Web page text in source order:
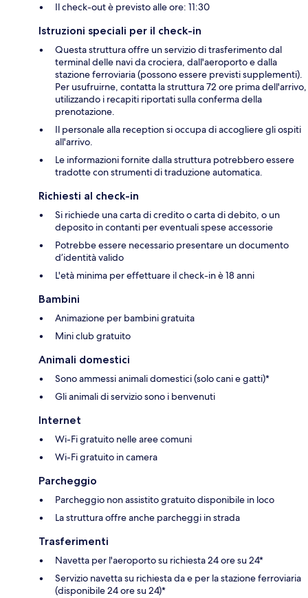
Il check-out è previsto alle ore: 11:30
Istruzioni speciali per il check-in
Questa struttura offre un servizio di trasferimento dal
terminal delle navi da crociera, dall'aeroporto e dalla
stazione ferroviaria (possono essere previsti supplementi).
Per usufruirne, contatta la struttura 72 ore prima dell'arrivo,
utilizzando i recapiti riportati sulla conferma della
prenotazione.
Il personale alla reception si occupa di accogliere gli ospiti
all'arrivo.
Le informazioni fornite dalla struttura potrebbero essere
tradotte con strumenti di traduzione automatica.
Richiesti al check-in
Si richiede una carta di credito o carta di debito, o un
deposito in contanti per eventuali spese accessorie
Potrebbe essere necessario presentare un documento
d’identità valido
L'età minima per effettuare il check-in è 18 anni
Bambini
Animazione per bambini gratuita
Mini club gratuito
Animali domestici
Sono ammessi animali domestici (solo cani e gatti)*
Gli animali di servizio sono i benvenuti
Internet
Wi-Fi gratuito nelle aree comuni
Wi-Fi gratuito in camera
Parcheggio
Parcheggio non assistito gratuito disponibile in loco
La struttura offre anche parcheggi in strada
Trasferimenti
Navetta per l'aeroporto su richiesta 24 ore su 24*
Servizio navetta su richiesta da e per la stazione ferroviaria
(disponibile 24 ore su 24)*